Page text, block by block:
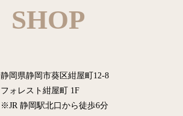
SHOP
静岡県静岡市葵区紺屋町12-8
フォレスト紺屋町 1F
※JR 静岡駅北口から徒歩6分